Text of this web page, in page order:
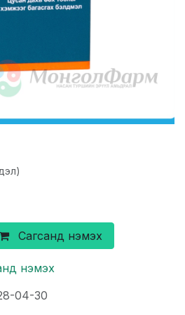
Сагсанд нэмэх
нэмэх
04-30